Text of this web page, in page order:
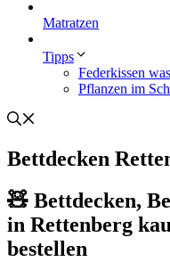
Matratzen
Tipps
Federkissen
Pflanzen im
Bettdecken
🧸 Bettdecken,
in Rettenberg
bestellen